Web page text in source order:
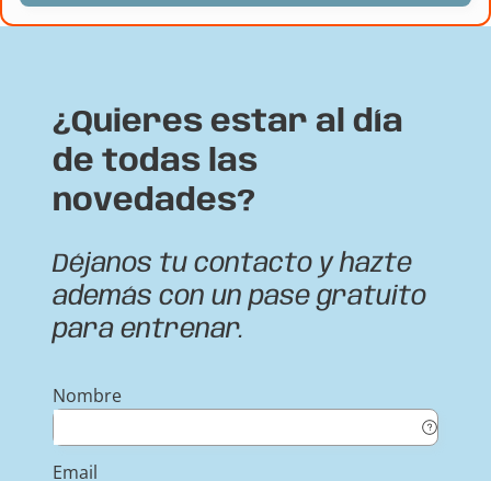
¿Quieres estar al día
de todas las
novedades?
Déjanos tu contacto y hazte
además con un pase gratuito
para entrenar.
Nombre
Email